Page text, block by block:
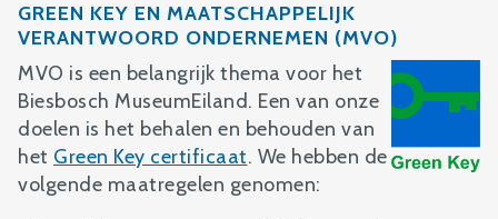
GREEN KEY EN MAATSCHAPPELIJK
VERANTWOORD ONDERNEMEN (MVO)
MVO is een belangrijk thema voor het
Biesbosch MuseumEiland. Een van onze
doelen is het behalen en behouden van
het Green Key certificaat. We hebben de
volgende maatregelen genomen: